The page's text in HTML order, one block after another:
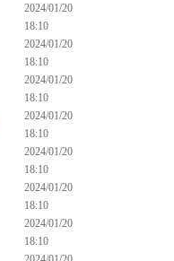
2024/01/20
18:10
2024/01/20
18:10
2024/01/20
18:10
2024/01/20
18:10
2024/01/20
18:10
2024/01/20
18:10
2024/01/20
18:10